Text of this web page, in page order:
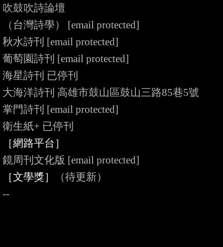
吹鼓吹詩論壇
（台灣詩學） [email protected]
秋水詩刊 [email protected]
葡萄園詩刊 [email protected]
海星詩刊 已停刊
大海洋詩刊 高雄市鼓山區鼓山三路85巷5號
掌門詩刊 [email protected]
［網路平台］
鏡周刊文化版 [email protected]
［文學獎］
（待更新）